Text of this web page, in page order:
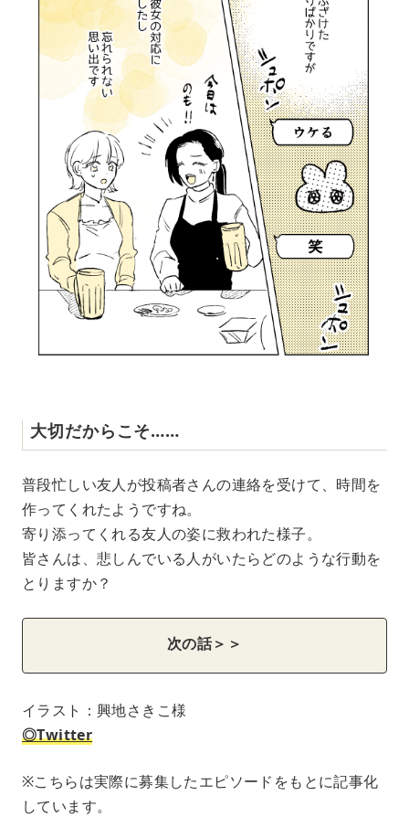
大切だからこそ……
普段忙しい友人が投稿者さんの連絡を受けて、時間を
作ってくれたようですね。
寄り添ってくれる友人の姿に救われた様子。
皆さんは、悲しんでいる人がいたらどのような行動を
とりますか？
次の話＞＞
イラスト：興地さきこ様
◎Twitter
※こちらは実際に募集したエピソードをもとに記事化
しています。